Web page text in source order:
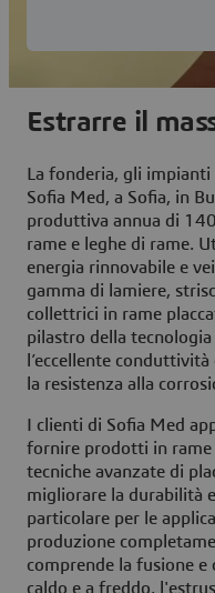
Estrarre il
La fonderia, gli
Sofia Med, a Sofia, in
produttiva annua di
rame e leghe di rame.
energia rinnovabile e
gamma di lamiere,
collettrici in rame
pilastro della
l’eccellente
la resistenza alla
I clienti di Sofia Med
fornire prodotti in rame
tecniche avanzate di
migliorare la durabilità
particolare per le
produzione
comprende la fusione e
caldo e a freddo,